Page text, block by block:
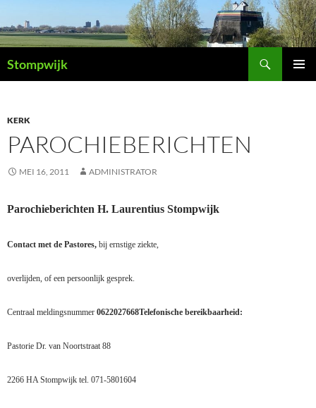
naar
de
inhoud
Stompwijk
KERK
PAROCHIEBERICHTEN
MEI 16, 2011 ADMINISTRATOR
Parochieberichten H. Laurentius Stompwijk
Contact met de Pastores, bij ernstige ziekte,
overlijden, of een persoonlijk gesprek.
Centraal meldingsnummer 0622027668Telefonische bereikbaarheid:
Pastorie Dr. van Noortstraat 88
2266 HA Stompwijk tel. 071-5801604